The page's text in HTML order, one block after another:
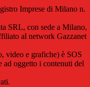
Imprese di Milano n.
SRL, con sede a Milano,
al network Gazzanet
video e grafiche) è SOS
ad oggetto i contenuti del